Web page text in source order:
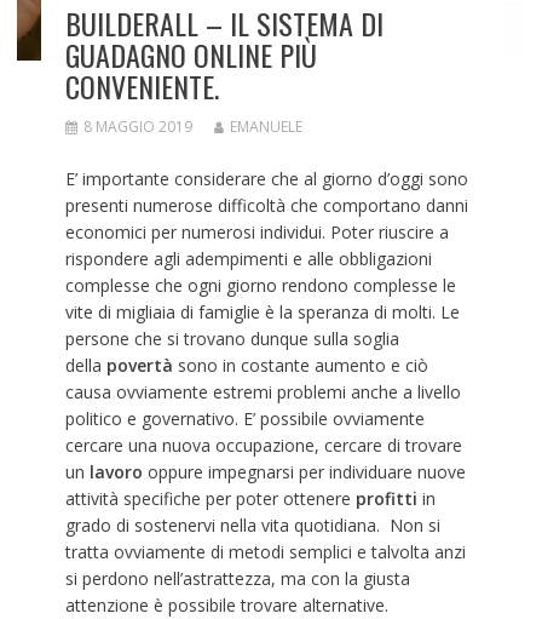
BUILDERALL – IL SISTEMA DI
GUADAGNO ONLINE PIÙ
CONVENIENTE.
8 MAGGIO 2019 EMANUELE
E’ importante considerare che al giorno d’oggi sono
presenti numerose difficoltà che comportano danni
economici per numerosi individui. Poter riuscire a
rispondere agli adempimenti e alle obbligazioni
complesse che ogni giorno rendono complesse le
vite di migliaia di famiglie è la speranza di molti. Le
persone che si trovano dunque sulla soglia
della povertà sono in costante aumento e ciò
causa ovviamente estremi problemi anche a livello
politico e governativo. E’ possibile ovviamente
cercare una nuova occupazione, cercare di trovare
un lavoro oppure impegnarsi per individuare nuove
attività specifiche per poter ottenere profitti in
grado di sostenervi nella vita quotidiana. Non si
tratta ovviamente di metodi semplici e talvolta anzi
si perdono nell’astrattezza, ma con la giusta
attenzione è possibile trovare alternative.